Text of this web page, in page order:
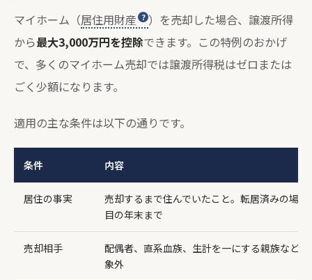
マイホーム（居住用財産
）を売却した場合、譲渡所得
から最大3,000万円を控除できます。この特例のおかげ
で、多くのマイホーム売却では譲渡所得税はゼロまたは
ごく少額になります。
適用の主な条件は以下の通りです。
条件 内容
居住の事実
売却するまで住んでいたこと。転居済みの場
目の年末まで
売却相手
配偶者、直系血族、生計を一にする親族などへ
象外